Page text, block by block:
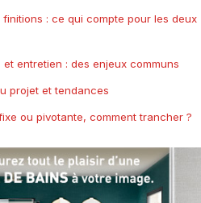
: ce qui compte pour les deux
entretien : des enjeux communs
projet et tendances
ou pivotante, comment trancher ?